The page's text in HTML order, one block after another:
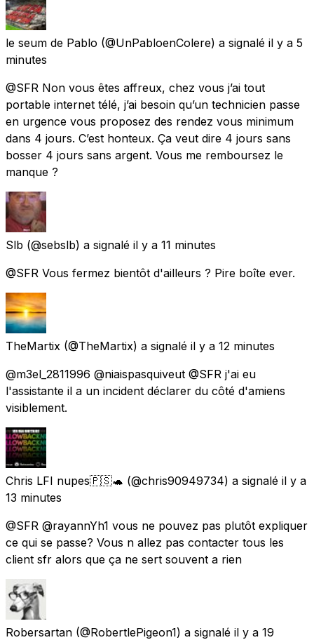
le seum de Pablo (@UnPabloenColere) a signalé il y a 5
minutes
@SFR Non vous êtes affreux, chez vous j’ai tout
portable internet télé, j’ai besoin qu’un technicien passe
en urgence vous proposez des rendez vous minimum
dans 4 jours. C’est honteux. Ça veut dire 4 jours sans
bosser 4 jours sans argent. Vous me remboursez le
manque ?
Slb (@sebslb) a signalé il y a 11 minutes
@SFR Vous fermez bientôt d'ailleurs ? Pire boîte ever.
TheMartix (@TheMartix) a signalé il y a 12 minutes
@m3el_2811996 @niaispasquiveut @SFR j'ai eu
l'assistante il a un incident déclarer du côté d'amiens
visiblement.
Chris LFI nupes🇵🇸🐢 (@chris90949734) a signalé il y a
13 minutes
@SFR @rayannYh1 vous ne pouvez pas plutôt expliquer
ce qui se passe? Vous n allez pas contacter tous les
client sfr alors que ça ne sert souvent a rien
Robersartan (@RobertlePigeon1) a signalé il y a 19